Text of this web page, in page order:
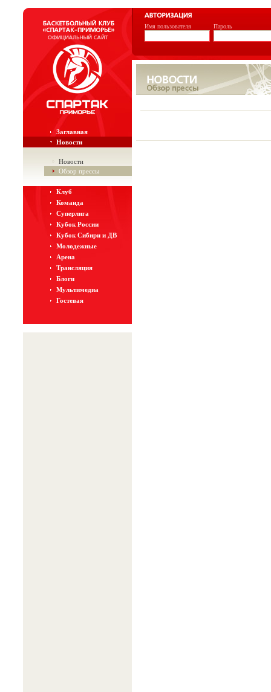
Имя пользователя Пароль
Заглавная
Новости
Новости
Обзор прессы
Клуб
Команда
Суперлига
Кубок России
Кубок Сибири и ДВ
Молодежные
Арена
Трансляция
Блоги
Мультимедиа
Гостевая